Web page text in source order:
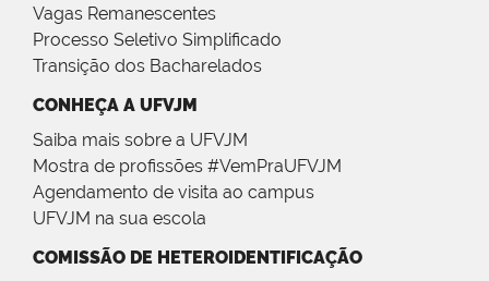
Vagas Remanescentes
Processo Seletivo Simplificado
Transição dos Bacharelados
CONHEÇA A UFVJM
Saiba mais sobre a UFVJM
Mostra de profissões #VemPraUFVJM
Agendamento de visita ao campus
UFVJM na sua escola
COMISSÃO DE HETEROIDENTIFICAÇÃO